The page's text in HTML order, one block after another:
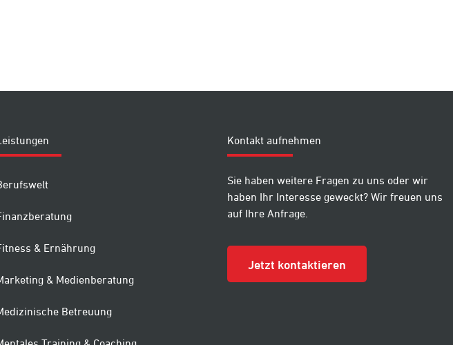
& Ernährung
& Medienberatung
Betreuung
Kontakt aufnehmen
Sie haben weitere Fragen zu uns oder wir
haben Ihr Interesse geweckt? Wir freuen uns
auf Ihre Anfrage.
Jetzt kontaktieren